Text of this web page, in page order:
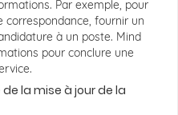
Par exemple, pour
fournir un
à un poste. Mind
pour conclure une
la mise à jour de la